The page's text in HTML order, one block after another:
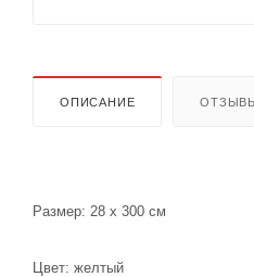
ОПИСАНИЕ
Размер: 28 x 300 см
Цвет: желтый